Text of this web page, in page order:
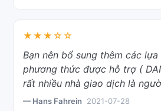
★★★☆☆
Bạn nên bổ sung thêm các
phương thức được hỗ trợ (
rất nhiều nhà giao dịch là
— Hans Fahrein 2021-07-28